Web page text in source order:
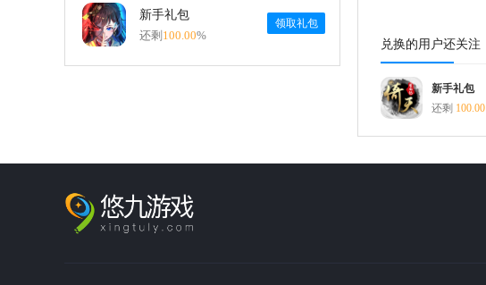
新手礼包
还剩 100.00%
领取礼包
兑换的用户还关注
新手礼包
还剩 100.00